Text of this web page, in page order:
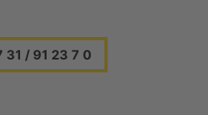
/ 91 23 7 0